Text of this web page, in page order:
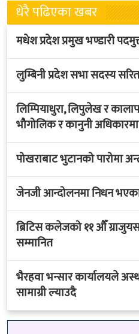
धेरै पढिएका खबर
मधेश प्रदेश प्रमुख भण्डारी
लुम्बिनी प्रदेश सभा सदस्य
लिम्पियाधुरा, लिपुलेख र
भौगोलिक र कानुनी
पोखराबाट भुटानको पारोमा
जेनजी आन्दोलनमा निधन भएका
ब्रिटिस कलेजको ११ औँ
सम्मानित
भैरहवा भन्सार कार्यालयले
सामाग्री ल्याउदै